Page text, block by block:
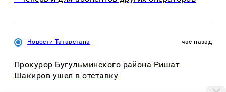
Новости Татарстана час назад
Прокурор Бугульминского района Ришат
Шакиров ушел в отставку